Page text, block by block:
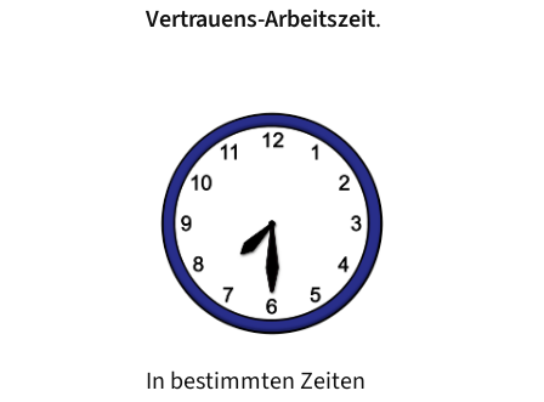
Vertrauens-Arbeitszeit.
In bestimmten Zeiten